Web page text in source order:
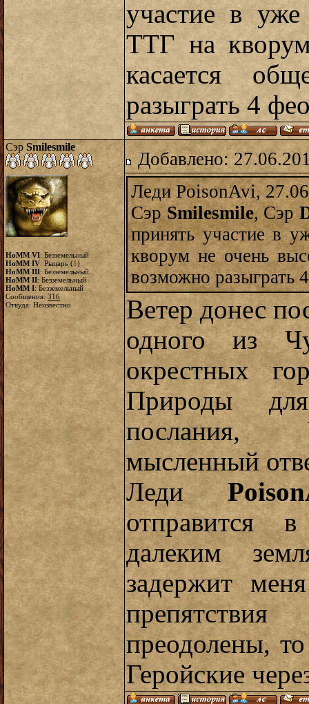
участие в
ТТГ на
касается
разыграть 4
Сэр Smilesmile
HoMM VI: Безземельный
HoMM IV: Рыцарь (1)
HoMM III: Безземельный
HoMM II: Безземельный
HoMM I: Безземельный
Сообщения: 316
Откуда: Неизвестно
Добавлено:
Леди PoisonAvi,
СэрSmilesmile, Сэр
принять участие в
кворум не очень
возможно разыграть
Ветер донес
одного из
окрестных
Природы
послания,
мысленный
Леди
отправится
далеким
задержит
преодолены,
Геройские